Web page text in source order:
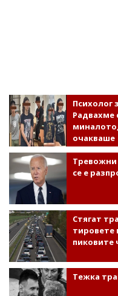
Психолог
Радвахме
очакваше
се е
Стягат
тировете
пиковите
Тежка